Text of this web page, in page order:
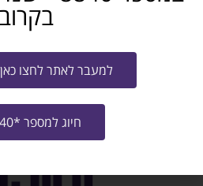
לחזרה וצפיה בכל
בקרוב
למעבר לאתר לחצו כאן
חיוג למספר *8840